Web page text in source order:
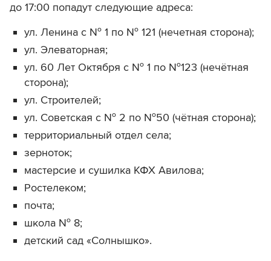
до 17:00 попадут следующие адреса:
ул. Ленина с № 1 по № 121 (нечетная сторона);
ул. Элеваторная;
ул. 60 Лет Октября с № 1 по №123 (нечётная
сторона);
ул. Строителей;
ул. Советская с № 2 по №50 (чётная сторона);
территориальный отдел села;
зерноток;
мастерсие и сушилка КФХ Авилова;
Ростелеком;
почта;
школа № 8;
детский сад «Солнышко».